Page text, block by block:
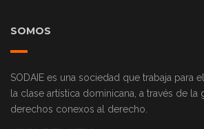
SOMOS
SODAIE es una sociedad que trabaja para
la clase artística dominicana, a través de la
derechos conexos al derecho.